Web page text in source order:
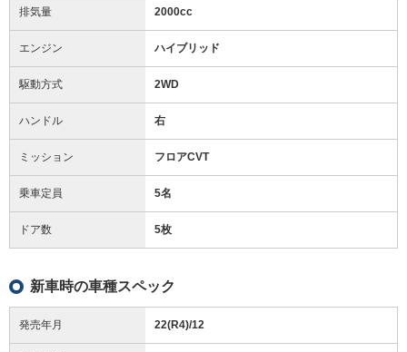
排気量 2000cc
エンジン ハイブリッド
駆動方式 2WD
ハンドル 右
ミッション フロアCVT
乗車定員 5名
ドア数 5枚
新車時の車種スペック
発売年月 22(R4)/12